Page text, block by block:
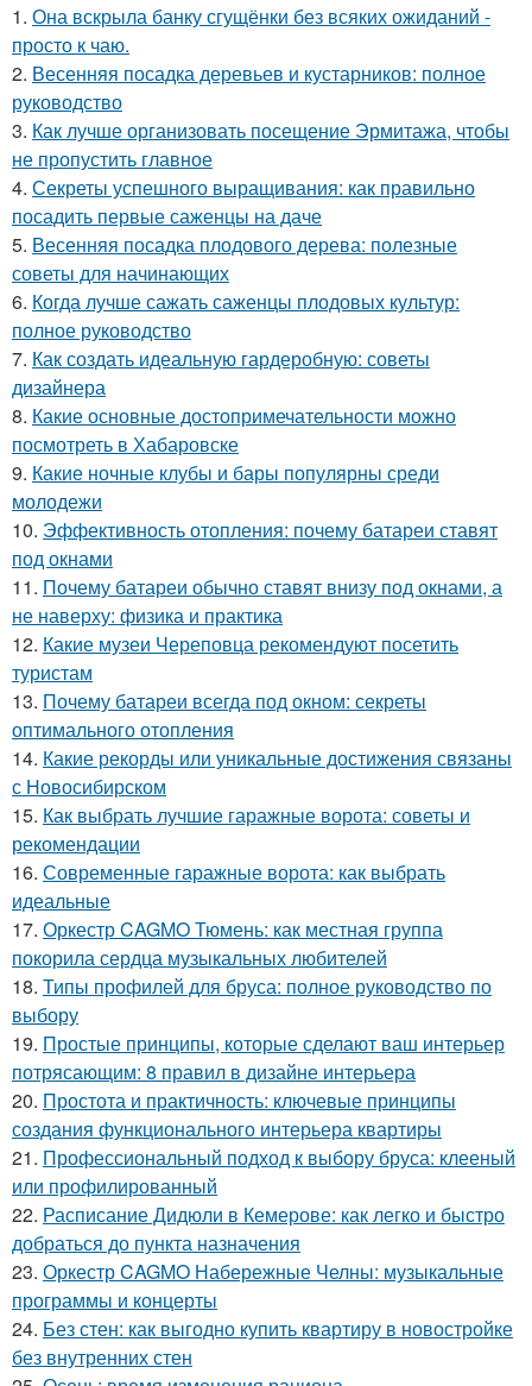
1. Она вскрыла банку сгущёнки без всяких ожиданий -
просто к чаю.
2. Весенняя посадка деревьев и кустарников: полное
руководство
3. Как лучше организовать посещение Эрмитажа, чтобы
не пропустить главное
4. Секреты успешного выращивания: как правильно
посадить первые саженцы на даче
5. Весенняя посадка плодового дерева: полезные
советы для начинающих
6. Когда лучше сажать саженцы плодовых культур:
полное руководство
7. Как создать идеальную гардеробную: советы
дизайнера
8. Какие основные достопримечательности можно
посмотреть в Хабаровске
9. Какие ночные клубы и бары популярны среди
молодежи
10. Эффективность отопления: почему батареи ставят
под окнами
11. Почему батареи обычно ставят внизу под окнами, а
не наверху: физика и практика
12. Какие музеи Череповца рекомендуют посетить
туристам
13. Почему батареи всегда под окном: секреты
оптимального отопления
14. Какие рекорды или уникальные достижения связаны
с Новосибирском
15. Как выбрать лучшие гаражные ворота: советы и
рекомендации
16. Современные гаражные ворота: как выбрать
идеальные
17. Оркестр CAGMO Тюмень: как местная группа
покорила сердца музыкальных любителей
18. Типы профилей для бруса: полное руководство по
выбору
19. Простые принципы, которые сделают ваш интерьер
потрясающим: 8 правил в дизайне интерьера
20. Простота и практичность: ключевые принципы
создания функционального интерьера квартиры
21. Профессиональный подход к выбору бруса: клееный
или профилированный
22. Расписание Дидюли в Кемерове: как легко и быстро
добраться до пункта назначения
23. Оркестр CAGMO Набережные Челны: музыкальные
программы и концерты
24. Без стен: как выгодно купить квартиру в новостройке
без внутренних стен